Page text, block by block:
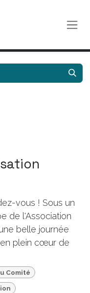
vous ! Sous un
de l'Association
belle journée
plein cœur de
Comité